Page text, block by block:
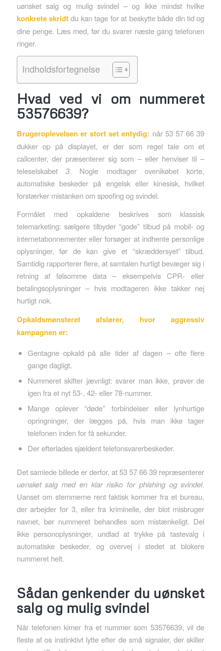
uønsket salg og mulig svindel – og ikke mindst hvilke
konkrete skridtdu kan tage for at beskytte både din tid og
dine penge. Læs med, før du svarer næste gang telefonen
ringer.
Indholdsfortegnelse
Hvad ved vi om nummeret
53576639?
Bruger­oplevelsen er stort set entydig: når 53 57 66 39
dukker op på displayet, er der som regel tale om et
callcenter, der præsenterer sig som – eller henviser til –
teleselskabet 3. Nogle modtager ovenikøbet korte,
automatiske beskeder på engelsk eller kinesisk, hvilket
forstærker mistanken om spoofing og svindel.
Formålet med opkaldene beskrives som klassisk
telemarketing: sælgere tilbyder “gode” tilbud på mobil- og
internetabonnementer eller forsøger at indhente personlige
oplysninger, før de kan give et “skræddersyet” tilbud.
Samtidig rapporterer flere, at samtalen hurtigt bevæger sig i
retning af følsomme data – eksempelvis CPR- eller
betalingsoplysninger – hvis modtageren ikke takker nej
hurtigt nok.
Opkaldsmønsteret afslører, hvor aggressiv
kampagnen er:
Gentagne opkald på alle tider af dagen – ofte flere
gange dagligt.
Nummeret skifter jævnligt: svarer man ikke, prøver de
igen fra et nyt 53-, 42- eller 78-nummer.
Mange oplever “døde” forbindelser eller lynhurtige
opringninger, der lægges på, hvis man ikke tager
telefonen inden for få sekunder.
Der efterlades sjældent telefonsvarer­beskeder.
Det samlede billede er derfor, at 53 57 66 39 repræsenterer
uønsket salg med en klar risiko for phishing og svindel.
Uanset om stemmerne rent faktisk kommer fra et bureau,
der arbejder for 3, eller fra kriminelle, der blot misbruger
navnet, bør nummeret behandles som mistænkeligt. Del
ikke personoplysninger, undlad at trykke på tastevalg i
automatiske beskeder, og overvej i stedet at blokere
nummeret helt.
Sådan genkender du uønsket
salg og mulig svindel
Når telefonen kimer fra et nummer som 53576639, vil de
fleste af os instinktivt lytte efter de små signaler, der skiller